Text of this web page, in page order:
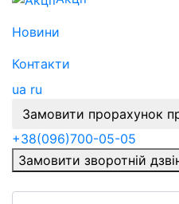
Новини
Контакти
ua ru
Замовити прорахунок
+38(096)700-05-05
Замовити зворотній